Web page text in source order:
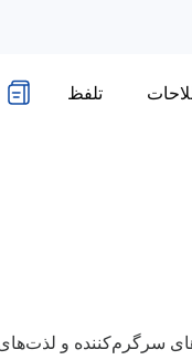
تلفظ
سرگرم‌کننده و